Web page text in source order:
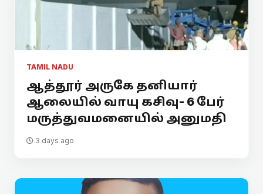
TAMIL NADU
ஆத்தூர் அருகே தனியார்
ஆலையில் வாயு கசிவு- 6 பேர்
மருத்துவமனையில் அனுமதி
3 days ago